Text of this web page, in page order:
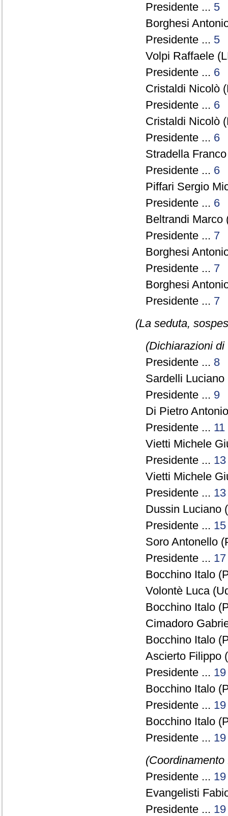
Presidente ... 5
Borghesi
Presidente ... 5
Volpi Raffaele
Presidente ... 6
Cristaldi Nicolò
Presidente ... 6
Cristaldi Nicolò
Presidente ... 6
Stradella
Presidente ... 6
Piffari Sergio
Presidente ... 6
Beltrandi
Presidente ... 7
Borghesi
Presidente ... 7
Borghesi
Presidente ... 7
(La seduta,
(Dichiarazioni
Presidente ... 8
Sardelli
Presidente ... 9
Di Pietro
Presidente ... 11
Vietti Michele
Presidente ... 13
Vietti Michele
Presidente ... 13
Dussin Luciano
Presidente ... 15
Soro Antonello
Presidente ... 17
Bocchino Italo
Volontè Luca
Bocchino Italo
Cimadoro
Bocchino Italo
Ascierto Filippo
Presidente ... 19
Bocchino Italo
Presidente ... 19
Bocchino Italo
Presidente ... 19
Presidente ... 19
Evangelisti
Presidente ... 19